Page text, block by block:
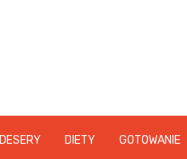
DESERY DIETY GOTOWANIE